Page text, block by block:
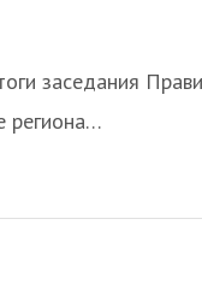
заседания
региона…